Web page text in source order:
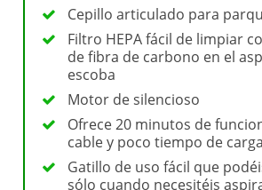
Cepillo articulado para
Filtro HEPA fácil de limpiar
de fibra de carbono en el
escoba
Motor de silencioso
Ofrece 20 minutos de
cable y poco tiempo de carga
Gatillo de uso fácil que
sólo cuando necesitéis